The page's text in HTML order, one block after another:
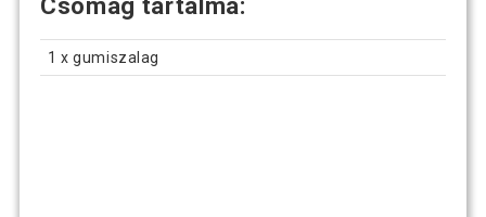
Csomag tartalma:
1 x gumiszalag